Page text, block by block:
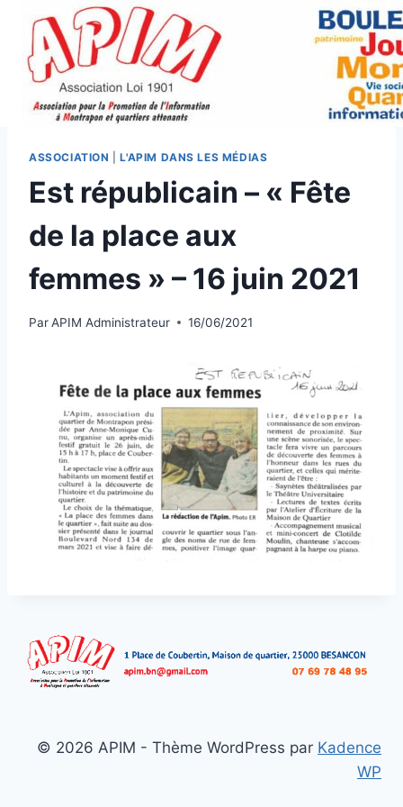
contenu
ASSOCIATION |L'APIM DANS LES MÉDIAS
Est républicain – « Fête
de la place aux
femmes » – 16 juin 2021
ParAPIM Administrateur 16/06/2021
© 2026 APIM - Thème WordPress par Kadence
WP